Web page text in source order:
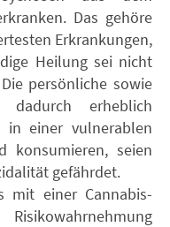
Das gehöre
Erkrankungen,
Heilung sei nicht
persönliche sowie
dadurch erheblich
in einer vulnerablen
konsumieren, seien
gefährdet.
mit einer Cannabis-